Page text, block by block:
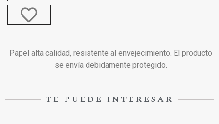
Papel alta calidad, resistente al envejecimiento. El producto
se envía debidamente protegido.
TE PUEDE INTERESAR